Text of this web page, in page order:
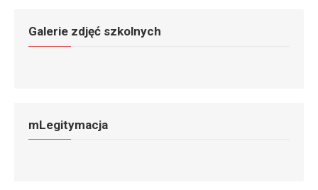
Galerie zdjęć szkolnych
mLegitymacja